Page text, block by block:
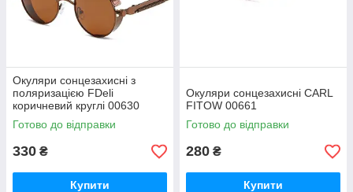
Окуляри сонцезахисні з
поляризацією FDeli
коричневий круглі 00630
Готово до відправки
330 ₴
Купити
Окуляри сонцезахисні CARL
FITOW 00661
Готово до відправки
280 ₴
Купити